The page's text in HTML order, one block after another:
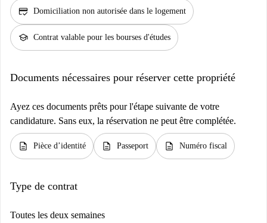
credit_score Domiciliation non autorisée dans le logement
school Contrat valable pour les bourses d'études
Documents nécessaires pour réserver cette propriété
Ayez ces documents prêts pour l'étape suivante de votre
candidature. Sans eux, la réservation ne peut être complétée.
description Pièce d’identité description Passeport description Numéro fiscal
Type de contrat
Toutes les deux semaines